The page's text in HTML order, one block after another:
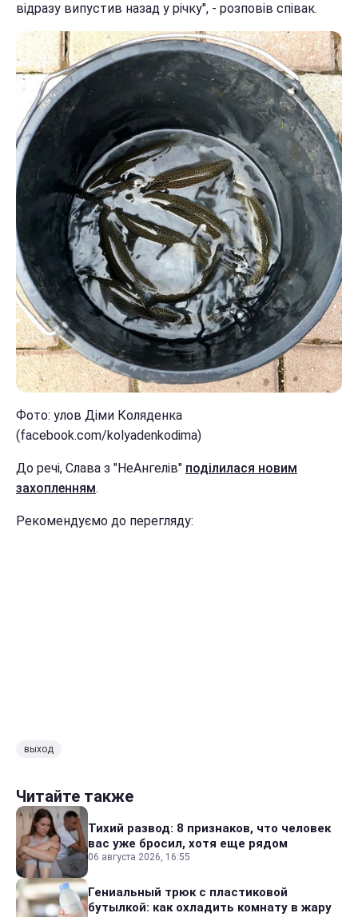
відразу випустив назад у річку", - розповів співак.
Фото: улов Діми Коляденка
(facebook.com/kolyadenkodima)
До речі, Слава з "НеАнгелів" поділилася новим
захопленням.
Рекомендуємо до перегляду:
выход
Читайте также
Тихий развод: 8 признаков, что человек
вас уже бросил, хотя еще рядом
06 августа 2026, 16:55
Гениальный трюк с пластиковой
бутылкой: как охладить комнату в жару